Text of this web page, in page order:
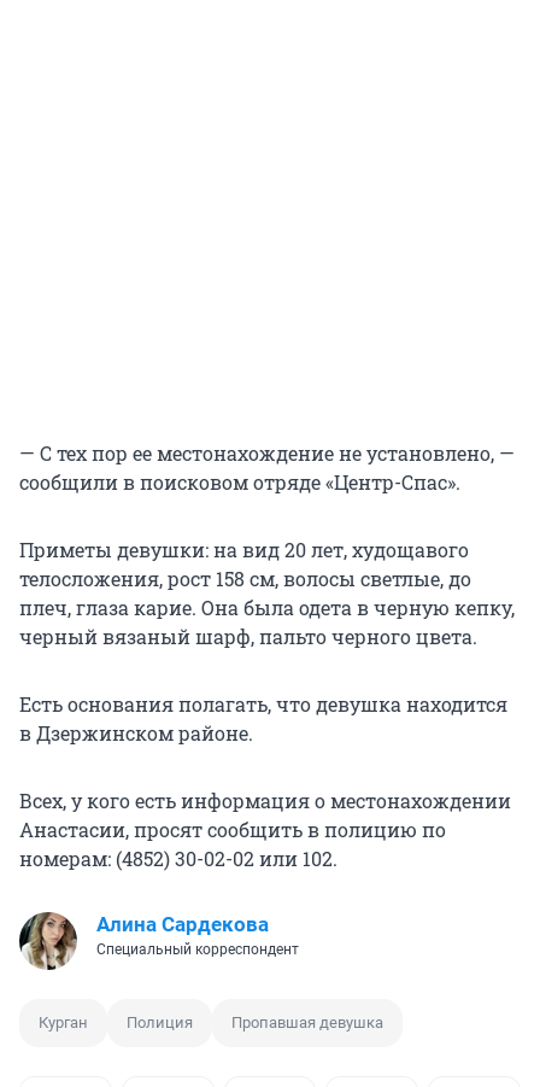
— С тех пор ее местонахождение не установлено, —
сообщили в поисковом отряде «Центр-Спас».
Приметы девушки: на вид 20 лет, худощавого
телосложения, рост 158 см, волосы светлые, до
плеч, глаза карие. Она была одета в черную кепку,
черный вязаный шарф, пальто черного цвета.
Есть основания полагать, что девушка находится
в Дзержинском районе.
Всех, у кого есть информация о местонахождении
Анастасии, просят сообщить в полицию по
номерам: (4852) 30-02-02 или 102.
Алина Сардекова
Специальный корреспондент
Курган Полиция Пропавшая девушка